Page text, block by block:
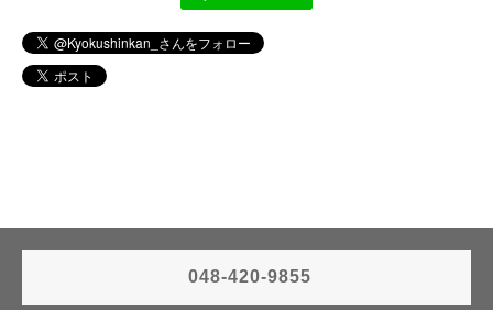
048-420-9855